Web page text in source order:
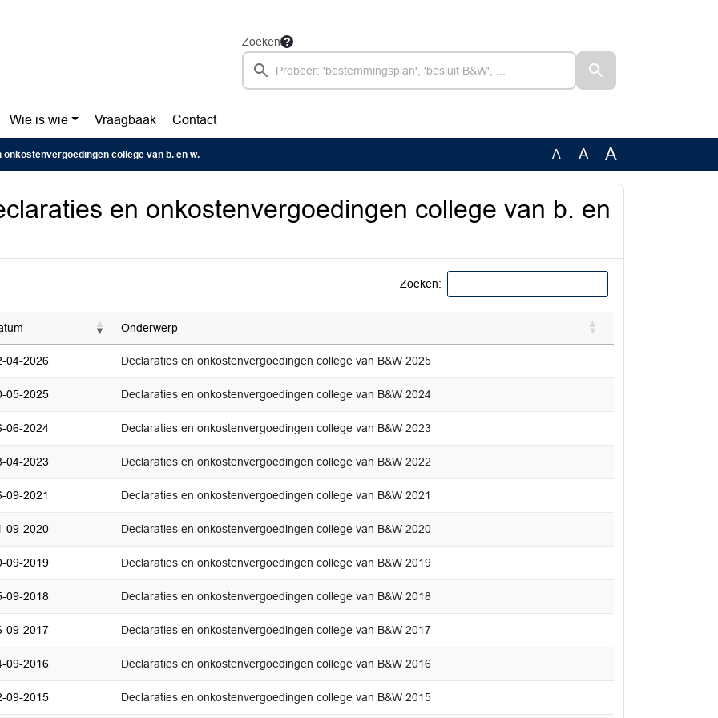
Zoeken
Wie is wie Vraagbaak Contact
onkostenvergoedingen college van b. en w. A A A
en onkostenvergoedingen college van b. en
Zoeken:
Onderwerp
04-2026 Declaraties en onkostenvergoedingen college van B&W 2025
05-2025 Declaraties en onkostenvergoedingen college van B&W 2024
06-2024 Declaraties en onkostenvergoedingen college van B&W 2023
04-2023 Declaraties en onkostenvergoedingen college van B&W 2022
09-2021 Declaraties en onkostenvergoedingen college van B&W 2021
09-2020 Declaraties en onkostenvergoedingen college van B&W 2020
09-2019 Declaraties en onkostenvergoedingen college van B&W 2019
09-2018 Declaraties en onkostenvergoedingen college van B&W 2018
09-2017 Declaraties en onkostenvergoedingen college van B&W 2017
09-2016 Declaraties en onkostenvergoedingen college van B&W 2016
09-2015 Declaraties en onkostenvergoedingen college van B&W 2015